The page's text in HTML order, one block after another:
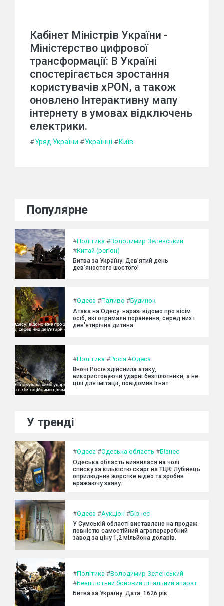
Кабінет Міністрів України -
Міністерство цифрової
трансформації: В Україні
спостерігається зростання
користувачів xPON, а також
оновлено Інтерактивну мапу
інтернету в умовах відключень
електрики.
#Уряд України #Українці #Київ
Популярне
#Політика #Володимир Зеленський
#Китай (регіон)
Битва за Україну. Дев’ятий день
дев’яностого шостого!
#Одеса #Паливо #Будинок
Атака на Одесу: наразі відомо про вісім
осіб, які отримали поранення, серед них і
дев'ятирічна дитина.
#Політика #Росія #Одеса
Вночі Росія здійснила атаку,
використовуючи ударні безпілотники, а не
цілі для імітації, повідомив Ігнат.
У тренді
#Одеса #Одеська область #Бізнес
Одеська область виявилася на чолі
списку за кількістю скарг на ТЦК: Лубінець
оприлюднив жорстке відео та зробив
вражаючу заяву.
#Одеса #Аукціон #Бізнес
У Сумській області виставлено на продаж
повністю самостійний агропереробний
завод за ціну 1,2 мільйона доларів.
#Політика #Володимир Зеленський
#Безпілотний бойовий літальний апарат
Битва за Україну. Дата: 1626 рік.